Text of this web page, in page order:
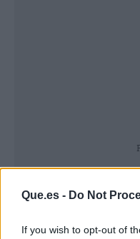
Que.es - Do Not
If you wish to opt-out of